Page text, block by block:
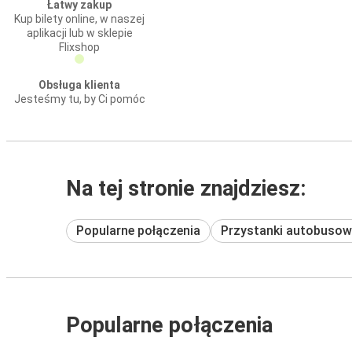
Łatwy zakup
Kup bilety online, w naszej
aplikacji lub w sklepie
Flixshop
Obsługa klienta
Jesteśmy tu, by Ci pomóc
Na tej stronie znajdziesz:
Popularne połączenia Przystanki
Popularne połączenia